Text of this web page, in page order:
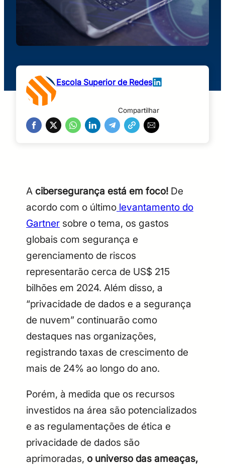
Escola Superior de Redes
Compartilhar
A cibersegurança está em foco! De
acordo com o último levantamento do
Gartner sobre o tema, os gastos
globais com segurança e
gerenciamento de riscos
representarão cerca de US$ 215
bilhões em 2024. Além disso, a
“privacidade de dados e a segurança
de nuvem” continuarão como
destaques nas organizações,
registrando taxas de crescimento de
mais de 24% ao longo do ano.
Porém, à medida que os recursos
investidos na área são potencializados
e as regulamentações de ética e
privacidade de dados são
aprimoradas, o universo das ameaças,